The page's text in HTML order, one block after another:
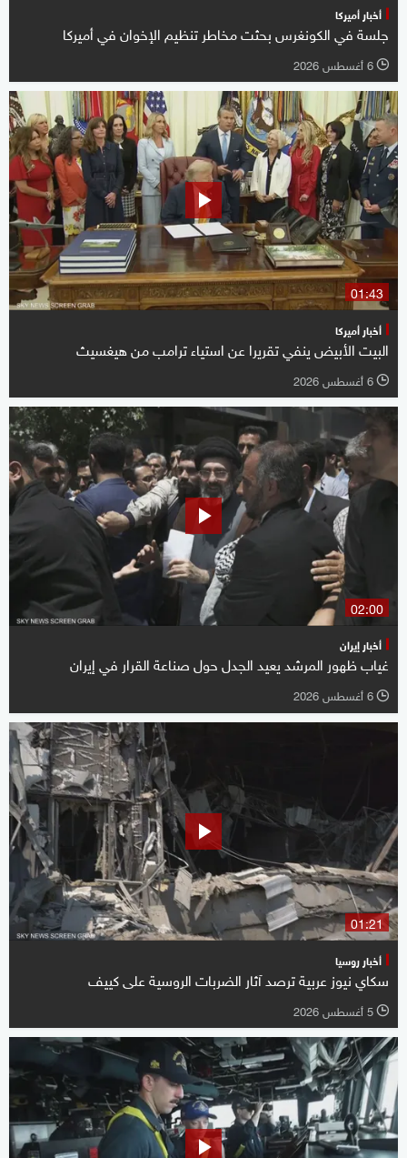
أخبار أميركا
جلسة في الكونغرس بحثت مخاطر تنظيم الإخوان في أميركا
l 6 أغسطس 2026
01:43
أخبار أميركا
البيت الأبيض ينفي تقريرا عن استياء ترامب من هيغسيث
l 6 أغسطس 2026
02:00
أخبار إيران
غياب ظهور المرشد يعيد الجدل حول صناعة القرار في إيران
l 6 أغسطس 2026
01:21
أخبار روسيا
سكاي نيوز عربية ترصد آثار الضربات الروسية على كييف
l 5 أغسطس 2026